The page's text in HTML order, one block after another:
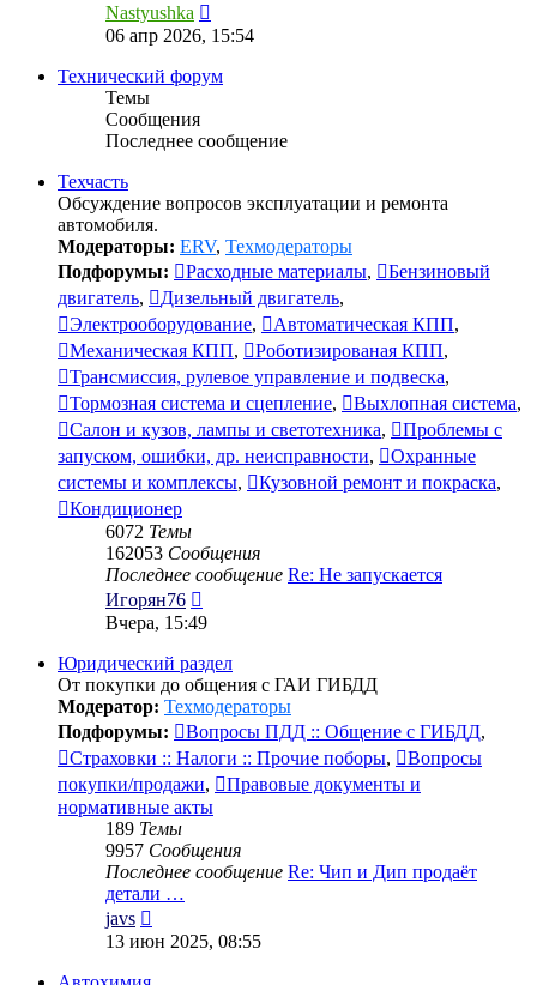
Nastyushka
к
сообщению
06 апр 2026, 15:54
Технический форум
Темы
Сообщения
Последнее сообщение
Техчасть
Обсуждение вопросов эксплуатации и ремонта
автомобиля.
Модераторы: ERV, Техмодераторы
Подфорумы:
Расходные материалы,
Бензиновый
двигатель, Дизельный двигатель,
Электрооборудование, Автоматическая КПП,
Механическая КПП, Роботизированая КПП,
Трансмиссия, рулевое управление и подвеска,
Тормозная система и сцепление, Выхлопная система,
Салон и кузов, лампы и светотехника,
Проблемы с
запуском, ошибки, др. неисправности,
Охранные
системы и комплексы, Кузовной ремонт и покраска,
Кондиционер
6072 Темы
162053 Сообщения
Последнее сообщение Re: Не запускается
Игорян76
к
сообщению
Вчера, 15:49
Юридический раздел
От покупки до общения с ГАИ ГИБДД
Модератор: Техмодераторы
Подфорумы:
Вопросы ПДД :: Общение с ГИБДД,
Страховки :: Налоги :: Прочие поборы,
Вопросы
покупки/продажи,
Правовые документы и
нормативные акты
189 Темы
9957 Сообщения
Последнее сообщение Re: Чип и Дип продаёт
детали …
javs
к
13 июн 2025, 08:55